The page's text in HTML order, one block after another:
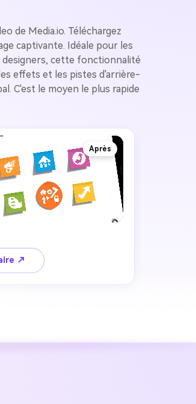
de Media.io. Téléchargez
captivante. Idéale pour les
designers, cette fonctionnalité
effets et les pistes d'arrière-
C'est le moyen le plus rapide
Après
↗